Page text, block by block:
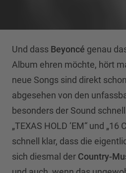
Und dass Beyoncé genau
Album ehren möchte, hört
neue Songs sind direkt
abgesehen von den
besonders der Sound
„TEXAS HOLD ‘EM“ und „16
schnell klar, dass die
sich diesmal der Country-